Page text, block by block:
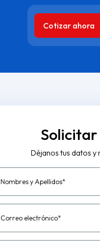
Cotizar ahora
Déjanos tus datos
Nombres y Apellidos*
Correo electrónico*